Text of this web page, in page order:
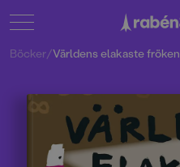
Böcker/Världens elakaste fröken